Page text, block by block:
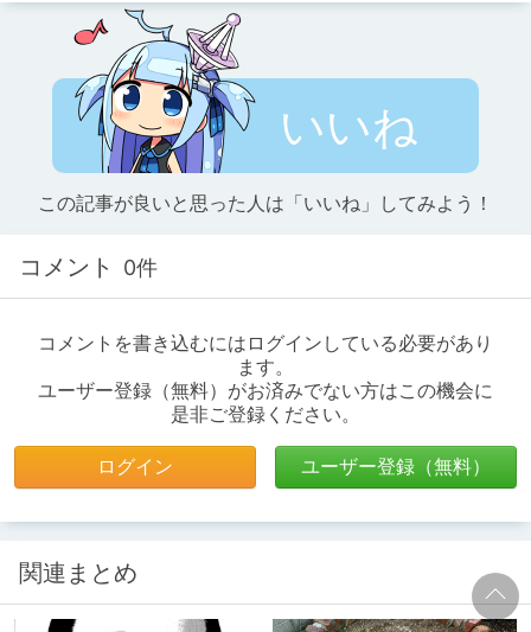
いいね
この記事が良いと思った人は「いいね」してみよう！
コメント 0件
コメントを書き込むにはログインしている必要があり
ます。
ユーザー登録（無料）がお済みでない方はこの機会に
是非ご登録ください。
ログイン ユーザー登録（無料）
関連まとめ